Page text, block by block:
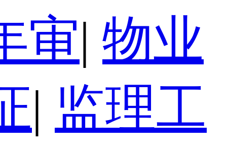
审| 物业
| 监理工